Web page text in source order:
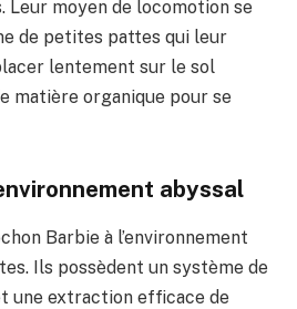
Leur moyen de locomotion se
de petites pattes qui leur
lentement sur le sol
matière organique pour se
abyssal
Barbie à l’environnement
Ils possèdent un système de
une extraction efficace de